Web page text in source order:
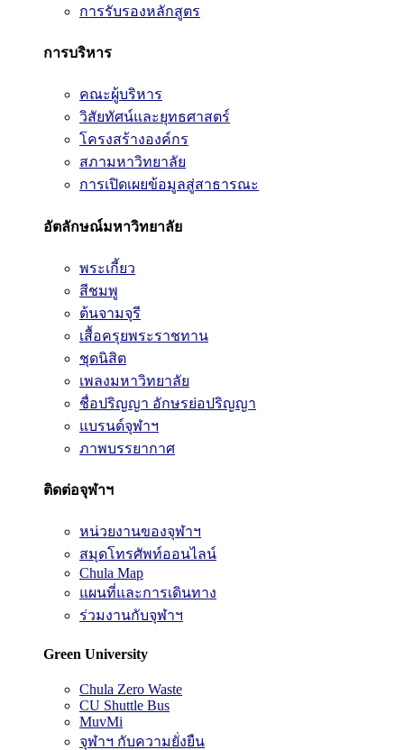
การรับรองหลักสูตร
การบริหาร
คณะผู้บริหาร
วิสัยทัศน์และยุทธศาสตร์
โครงสร้างองค์กร
สภามหาวิทยาลัย
การเปิดเผยข้อมูลสู่สาธารณะ
อัตลักษณ์มหาวิทยาลัย
พระเกี้ยว
สีชมพู
ต้นจามจุรี
เสื้อครุยพระราชทาน
ชุดนิสิต
เพลงมหาวิทยาลัย
ชื่อปริญญา อักษรย่อปริญญา
แบรนด์จุฬาฯ
ภาพบรรยากาศ
ติดต่อจุฬาฯ
หน่วยงานของจุฬาฯ
สมุดโทรศัพท์ออนไลน์
Chula Map
แผนที่และการเดินทาง
ร่วมงานกับจุฬาฯ
Green University
Chula Zero Waste
CU Shuttle Bus
MuvMi
จุฬาฯ กับความยั่งยืน